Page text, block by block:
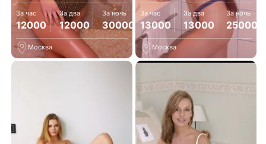
За час
12000
За два
12000
За ночь
30000
Москва
За час
13000
За два
13000
За ночь
25000
Москва